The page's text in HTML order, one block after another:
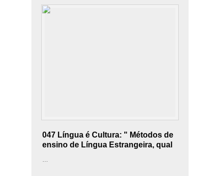
047 Língua é Cultura: " Métodos de
ensino de Língua Estrangeira, qual
…